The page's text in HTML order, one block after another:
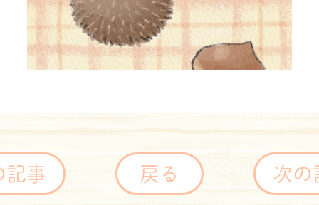
事 戻る 次